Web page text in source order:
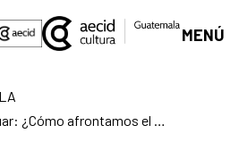
MENÚ